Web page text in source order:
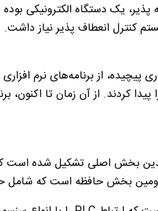
پذیر نیاز داشت. در سال ۱۹۶۷
از برنامه‌های نرم
کردند. از آن زمان تا اکنون،
بخش اصلی تشکیل شده است که
بخش حافظه است که شامل